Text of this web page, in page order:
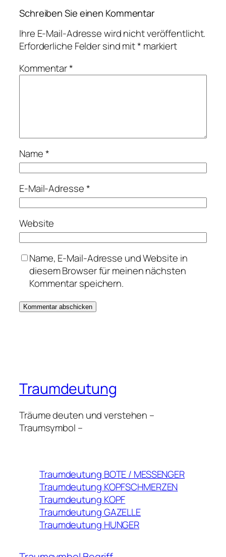
Schreiben Sie einen Kommentar
Ihre E-Mail-Adresse wird nicht veröffentlicht.
Erforderliche Felder sind mit* markiert
Kommentar*
Name*
E-Mail-Adresse*
Website
Name, E-Mail-Adresse und Website in
diesem Browser für meinen nächsten
Kommentar speichern.
Traumdeutung
Träume deuten und verstehen –
Traumsymbol –
Traumdeutung BOTE / MESSENGER
Traumdeutung KOPFSCHMERZEN
Traumdeutung KOPF
Traumdeutung GAZELLE
Traumdeutung HUNGER